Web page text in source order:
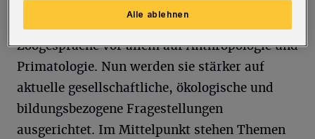
Bis 2024 lag der thematische Schwerpunkt der
Zoogespräche vor allem auf Anthropologie und
Primatologie. Nun werden sie stärker auf
aktuelle gesellschaftliche, ökologische und
bildungsbezogene Fragestellungen
ausgerichtet. Im Mittelpunkt stehen Themen
Alle ablehnen